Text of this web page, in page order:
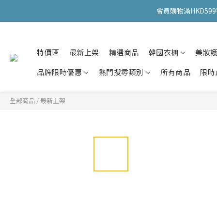
會員購物滿
會員購物滿
會員購物滿
特價區 最新上架 精選商品 韓國衣櫥
美妝
品牌限時優惠
熱門搜尋類別 所有商品 限
全部商品 /最新上架